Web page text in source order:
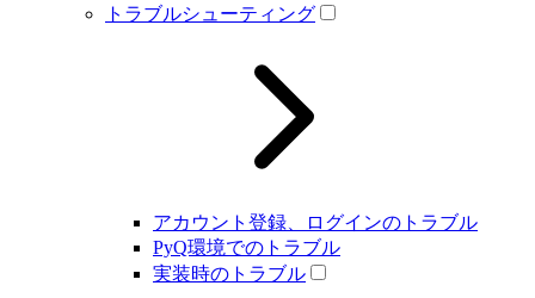
トラブルシューティング
アカウント登録、ログインのトラブル
PyQ環境でのトラブル
実装時のトラブル